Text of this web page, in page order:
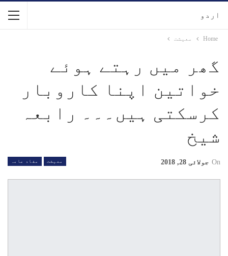
اردو
Home معیشت
گھر میں رہتے ہوئے
خواتین اپنا کاروبار
کرسکتی ہیں۔۔۔ رابعہ
شیخ
معیشت مفاد عامہ On جولائی 28, 2018